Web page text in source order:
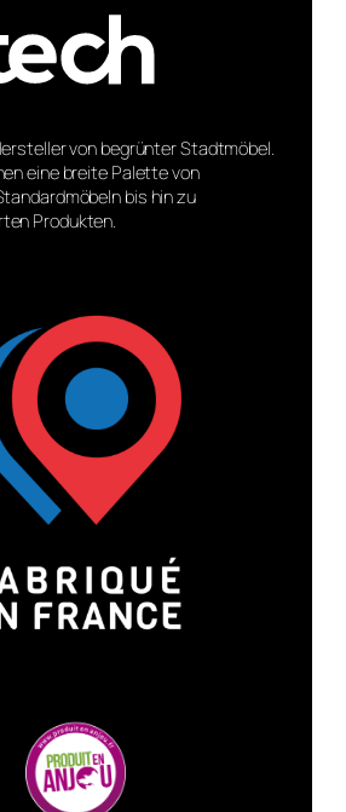
von begrünter Stadtmöbel.
eine breite Palette von
bis hin zu
Produkten.